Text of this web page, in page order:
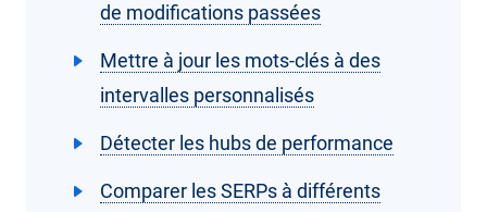
de modifications passées
Mettre à jour les mots-clés à des
intervalles personnalisés
Détecter les hubs de performance
Comparer les SERPs à différents